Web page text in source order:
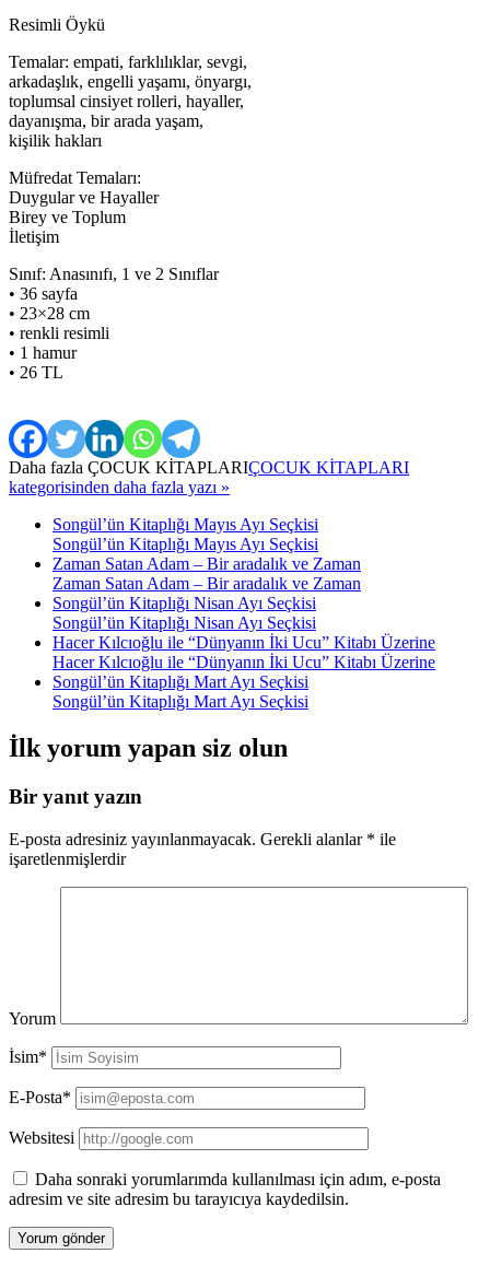
Resimli Öykü
Temalar: empati, farklılıklar, sevgi,
arkadaşlık, engelli yaşamı, önyargı,
toplumsal cinsiyet rolleri, hayaller,
dayanışma, bir arada yaşam,
kişilik hakları
Müfredat Temaları:
Duygular ve Hayaller
Birey ve Toplum
İletişim
Sınıf: Anasınıfı, 1 ve 2 Sınıflar
• 36 sayfa
• 23×28 cm
• renkli resimli
• 1 hamur
• 26 TL
Daha fazla ÇOCUK KİTAPLARIÇOCUK KİTAPLARI
kategorisinden daha fazla yazı »
Songül’ün Kitaplığı Mayıs Ayı Seçkisi
Songül’ün Kitaplığı Mayıs Ayı Seçkisi
Zaman Satan Adam – Bir aradalık ve Zaman
Zaman Satan Adam – Bir aradalık ve Zaman
Songül’ün Kitaplığı Nisan Ayı Seçkisi
Songül’ün Kitaplığı Nisan Ayı Seçkisi
Hacer Kılcıoğlu ile “Dünyanın İki Ucu” Kitabı Üzerine
Hacer Kılcıoğlu ile “Dünyanın İki Ucu” Kitabı Üzerine
Songül’ün Kitaplığı Mart Ayı Seçkisi
Songül’ün Kitaplığı Mart Ayı Seçkisi
İlk yorum yapan siz olun
Bir yanıt yazın
E-posta adresiniz yayınlanmayacak. Gerekli alanlar * ile
işaretlenmişlerdir
Yorum
İsim*
E-Posta*
Websitesi
Daha sonraki yorumlarımda kullanılması için adım, e-posta
adresim ve site adresim bu tarayıcıya kaydedilsin.